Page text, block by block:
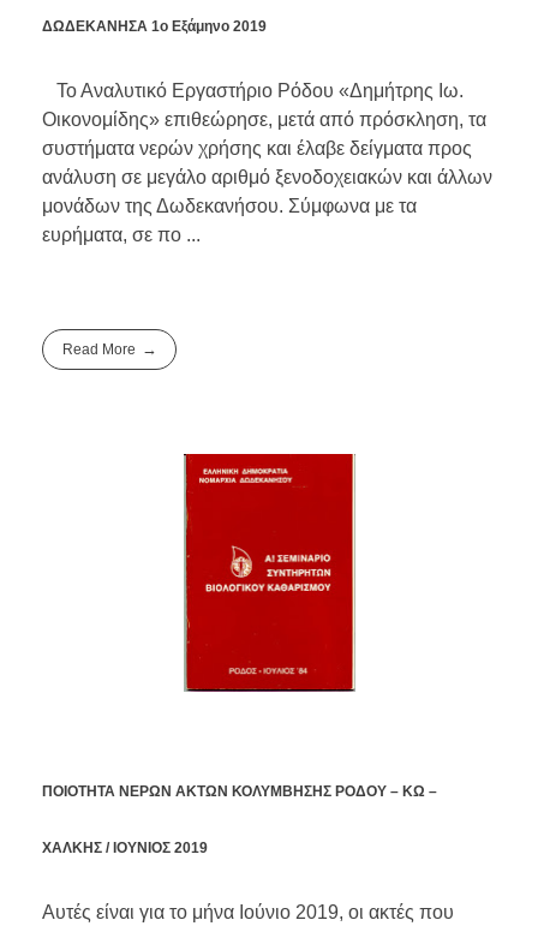
ΔΩΔΕΚΑΝΗΣΑ 1ο Εξάμηνο 2019
Το Αναλυτικό Εργαστήριο Ρόδου «Δημήτρης Ιω.
Οικονομίδης» επιθεώρησε, μετά από πρόσκληση, τα
συστήματα νερών χρήσης και έλαβε δείγματα προς
ανάλυση σε μεγάλο αριθμό ξενοδοχειακών και άλλων
μονάδων της Δωδεκανήσου. Σύμφωνα με τα
ευρήματα, σε πο ...
Read More
ΠΟΙΟΤΗΤΑ ΝΕΡΩΝ ΑΚΤΩΝ ΚΟΛΥΜΒΗΣΗΣ ΡΟΔΟΥ – ΚΩ –
ΧΑΛΚΗΣ / ΙΟΥΝΙΟΣ 2019
Αυτές είναι για το μήνα Ιούνιο 2019, οι ακτές που